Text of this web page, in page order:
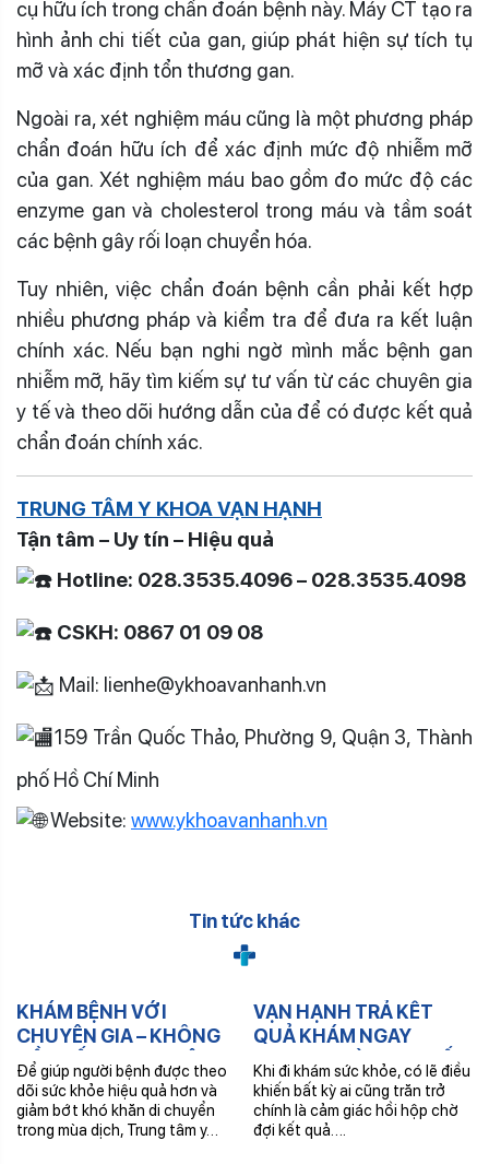
cụ hữu ích trong chẩn đoán bệnh này. Máy CT tạo ra
hình ảnh chi tiết của gan, giúp phát hiện sự tích tụ
mỡ và xác định tổn thương gan.
Ngoài ra, xét nghiệm máu cũng là một phương pháp
chẩn đoán hữu ích để xác định mức độ nhiễm mỡ
của gan. Xét nghiệm máu bao gồm đo mức độ các
enzyme gan và cholesterol trong máu và tầm soát
các bệnh gây rối loạn chuyển hóa.
Tuy nhiên, việc chẩn đoán bệnh cần phải kết hợp
nhiều phương pháp và kiểm tra để đưa ra kết luận
chính xác. Nếu bạn nghi ngờ mình mắc bệnh gan
nhiễm mỡ, hãy tìm kiếm sự tư vấn từ các chuyên gia
y tế và theo dõi hướng dẫn của để có được kết quả
chẩn đoán chính xác.
TRUNG TÂM Y KHOA VẠN HẠNH
Tận tâm – Uy tín – Hiệu quả
Hotline: 028.3535.4096 – 028.3535.4098
CSKH: 0867 01 09 08
Mail: lienhe@ykhoavanhanh.vn
159 Trần Quốc Thảo, Phường 9, Quận 3, Thành
phố Hồ Chí Minh
Website: www.ykhoavanhanh.vn
Tin tức khác
KHÁM BỆNH VỚI
CHUYÊN GIA – KHÔNG
CẦN ĐẾN TRUNG TÂM –
NHẬN THUỐC TRONG
NGÀY
Để giúp người bệnh được theo
dõi sức khỏe hiệu quả hơn và
giảm bớt khó khăn di chuyển
trong mùa dịch, Trung tâm y…
VẠN HẠNH TRẢ KẾT
QUẢ KHÁM NGAY
TRONG NGÀY: CHI TIẾT
– ĐẤY ĐỦ – SỐ HÓA HỒ
SƠ
Khi đi khám sức khỏe, có lẽ điều
khiến bất kỳ ai cũng trăn trở
chính là cảm giác hồi hộp chờ
đợi kết quả….